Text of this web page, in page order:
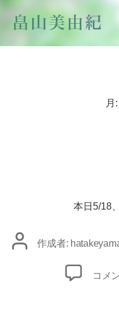
月:
本日5/18
投
作成者:
本
コメ